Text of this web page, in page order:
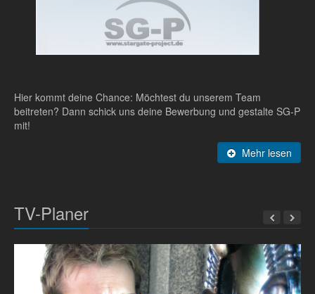
Hier kommt deine Chance: Möchtest du unserem Team
beitreten? Dann schick uns deine Bewerbung und gestalte SG-P
mit!
Mehr lesen
TV-Planer